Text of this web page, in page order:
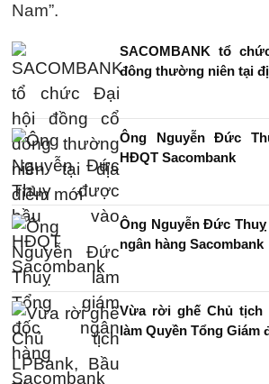
Nam”.
SACOMBANK tổ
đông thường niên tại
Ông Nguyễn Đức
HĐQT Sacombank
Ông Nguyễn Đức
ngân hàng Sacombank
Vừa rời ghế Chủ tịch
làm Quyền Tổng Giám